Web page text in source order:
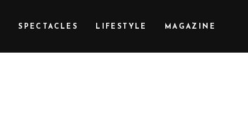
SPECTACLES LIFESTYLE MAGAZINE